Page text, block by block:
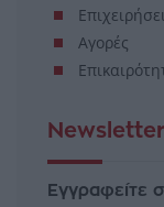
Αγορές
Newsletter
Εγγραφείτε